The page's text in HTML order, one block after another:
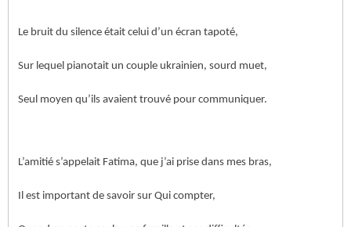
Le bruit du silence était celui d’un écran tapoté,
Sur lequel pianotait un couple ukrainien, sourd muet,
Seul moyen qu’ils avaient trouvé pour communiquer.
L’amitié s’appelait Fatima, que j’ai prise dans mes bras,
Il est important de savoir sur Qui compter,